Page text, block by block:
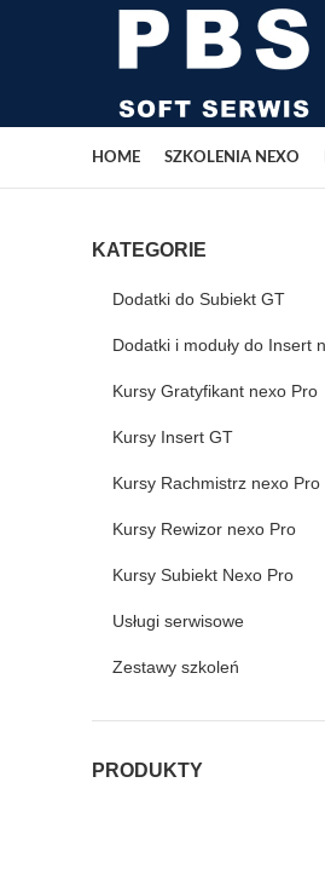
HOME SZKOLENIA NEXO
KATEGORIE
Dodatki do Subiekt GT
Dodatki i moduły do Insert
Kursy Gratyfikant nexo Pro
Kursy Insert GT
Kursy Rachmistrz nexo Pro
Kursy Rewizor nexo Pro
Kursy Subiekt Nexo Pro
Usługi serwisowe
Zestawy szkoleń
PRODUKTY